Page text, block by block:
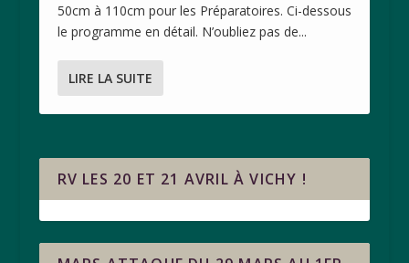
50cm à 110cm pour les Préparatoires. Ci-dessous
le programme en détail. N’oubliez pas de...
LIRE LA SUITE
RV LES 20 ET 21 AVRIL À VICHY !